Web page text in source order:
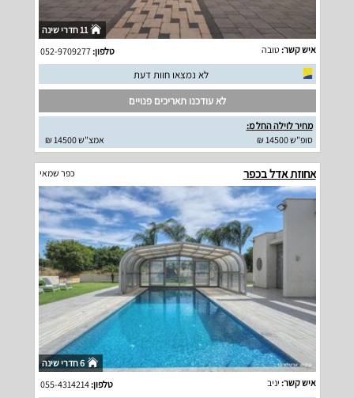
11 חדרי שינה
איש קשר: טובה טלפון:052-9709277
לא נמצאו חוות דעת
לא עודכנו תאריכים פנויים
מחיר לוילה החל מ:
סופ"ש 14500 ₪
אמצ"ש 14500 ₪
אחוזת אדל בכפר כפר שמאי
6 חדרי שינה
איש קשר: יניב טלפון:055-4314214